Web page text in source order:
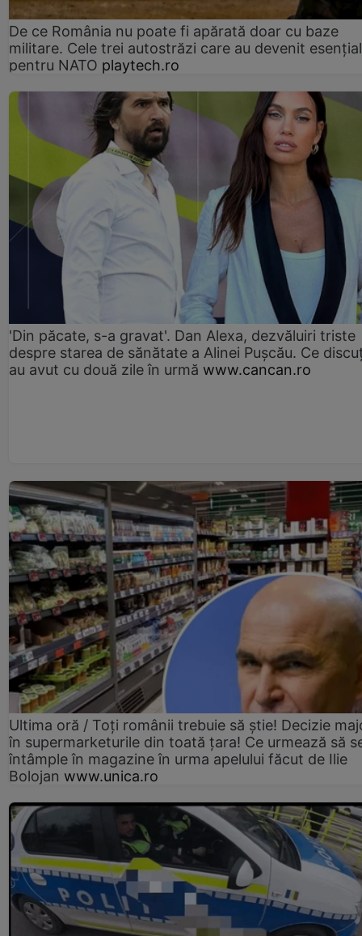
De ce România nu poate fi apărată doar cu baze
militare. Cele trei autostrăzi care au devenit
pentru NATO playtech.ro
'Din păcate, s-a gravat'. Dan Alexa, dezvăluiri triste
despre starea de sănătate a Alinei Pușcău. Ce
au avut cu două zile în urmă www.cancan.ro
Ultima oră / Toți românii trebuie să știe! Decizie
în supermarketurile din toată țara! Ce urmează să
întâmple în magazine în urma apelului făcut de Ilie
Bolojan www.unica.ro